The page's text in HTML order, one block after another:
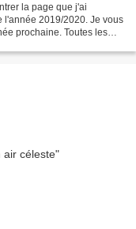
la page que j'ai
l'année 2019/2020. Je vous
prochaine. Toutes les